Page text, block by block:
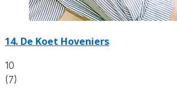
14. De Koet Hoveniers
10
(7)